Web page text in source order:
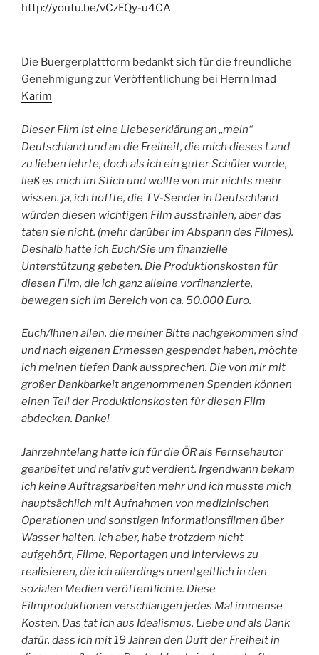
http://youtu.be/vCzEQy-u4CA
Die Buergerplattform bedankt sich für die freundliche
Genehmigung zur Veröffentlichung bei Herrn Imad
Karim
Dieser Film ist eine Liebeserklärung an „mein“
Deutschland und an die Freiheit, die mich dieses Land
zu lieben lehrte, doch als ich ein guter Schüler wurde,
ließ es mich im Stich und wollte von mir nichts mehr
wissen. ja, ich hoffte, die TV-Sender in Deutschland
würden diesen wichtigen Film ausstrahlen, aber das
taten sie nicht. (mehr darüber im Abspann des Filmes).
Deshalb hatte ich Euch/Sie um finanzielle
Unterstützung gebeten. Die Produktionskosten für
diesen Film, die ich ganz alleine vorfinanzierte,
bewegen sich im Bereich von ca. 50.000 Euro.
Euch/Ihnen allen, die meiner Bitte nachgekommen sind
und nach eigenen Ermessen gespendet haben, möchte
ich meinen tiefen Dank aussprechen. Die von mir mit
großer Dankbarkeit angenommenen Spenden können
einen Teil der Produktionskosten für diesen Film
abdecken. Danke!
Jahrzehntelang hatte ich für die ÖR als Fernsehautor
gearbeitet und relativ gut verdient. Irgendwann bekam
ich keine Auftragsarbeiten mehr und ich musste mich
hauptsächlich mit Aufnahmen von medizinischen
Operationen und sonstigen Informationsfilmen über
Wasser halten. Ich aber, habe trotzdem nicht
aufgehört, Filme, Reportagen und Interviews zu
realisieren, die ich allerdings unentgeltlich in den
sozialen Medien veröffentlichte. Diese
Filmproduktionen verschlangen jedes Mal immense
Kosten. Das tat ich aus Idealismus, Liebe und als Dank
dafür, dass ich mit 19 Jahren den Duft der Freiheit in